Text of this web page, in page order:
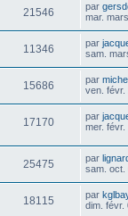
21546 par
mar.
11346 par
sam.
15686 par
ven. févr.
17170 par
mer. févr.
25475 par
sam. oct.
18115 par
dim. févr.